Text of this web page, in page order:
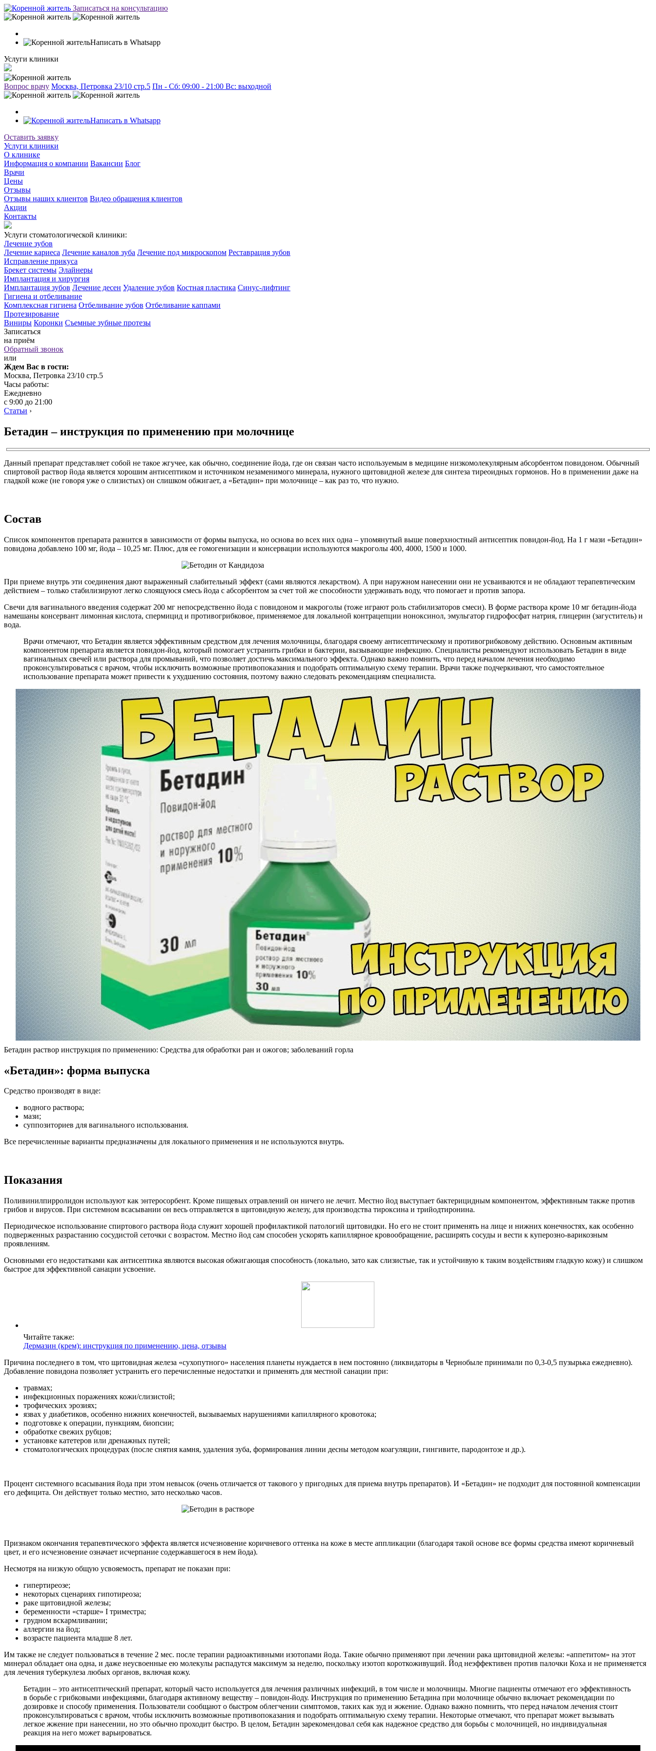
Записаться на консультацию
Написать в Whatsapp
Услуги клиники
Вопрос врачу Москва, Петровка 23/10 стр.5 Пн - Сб: 09:00 - 21:00 Вc: выходной
Написать в Whatsapp
Оставить заявку
Услуги клиники
О клинике
Информация о компании Вакансии Блог
Врачи
Цены
Отзывы
Отзывы наших клиентов Видео обращения клиентов
Акции
Контакты
Услуги стоматологической клиники:
Лечение зубов
Лечение кариеса Лечение каналов зуба Лечение под микроскопом Реставрация зубов
Исправление прикуса
Брекет системы Элайнеры
Имплантация и хирургия
Имплантация зубов Лечение десен Удаление зубов Костная пластика Синус-лифтинг
Гигиена и отбеливание
Комплексная гигиена Отбеливание зубов Отбеливание каппами
Протезирование
Виниры Коронки Съемные зубные протезы
Записаться
на приём
Обратный звонок
или
Ждем Вас в гости:
Москва, Петровка 23/10 стр.5
Часы работы:
Ежедневно
с 9:00 до 21:00
Статьи ›
Бетадин – инструкция по применению при молочнице
Данный препарат представляет собой не такое жгучее, как обычно, соединение йода, где он связан часто используемым в медицине низкомолекулярным абсорбентом повидоном. Обычный
спиртовой раствор йода является хорошим антисептиком и источником незаменимого минерала, нужного щитовидной железе для синтеза тиреоидных гормонов. Но в применении даже на
гладкой коже (не говоря уже о слизистых) он слишком обжигает, а «Бетадин» при молочнице – как раз то, что нужно.
Состав
Список компонентов препарата разнится в зависимости от формы выпуска, но основа во всех них одна – упомянутый выше поверхностный антисептик повидон-йод. На 1 г мази «Бетадин»
повидона добавлено 100 мг, йода – 10,25 мг. Плюс, для ее гомогенизации и консервации используются макроголы 400, 4000, 1500 и 1000.
При приеме внутрь эти соединения дают выраженный слабительный эффект (сами являются лекарством). А при наружном нанесении они не усваиваются и не обладают терапевтическим
действием – только стабилизируют легко слоящуюся смесь йода с абсорбентом за счет той же способности удерживать воду, что помогает и против запора.
Свечи для вагинального введения содержат 200 мг непосредственно йода с повидоном и макроголы (тоже играют роль стабилизаторов смеси). В форме раствора кроме 10 мг бетадин-йода
намешаны консервант лимонная кислота, спермицид и противогрибковое, применяемое для локальной контрацепции ноноксинол, эмульгатор гидрофосфат натрия, глицерин (загуститель) и
вода.
Врачи отмечают, что Бетадин является эффективным средством для лечения молочницы, благодаря своему антисептическому и противогрибковому действию. Основным активным
компонентом препарата является повидон-йод, который помогает устранить грибки и бактерии, вызывающие инфекцию. Специалисты рекомендуют использовать Бетадин в виде
вагинальных свечей или раствора для промываний, что позволяет достичь максимального эффекта. Однако важно помнить, что перед началом лечения необходимо
проконсультироваться с врачом, чтобы исключить возможные противопоказания и подобрать оптимальную схему терапии. Врачи также подчеркивают, что самостоятельное
использование препарата может привести к ухудшению состояния, поэтому важно следовать рекомендациям специалиста.
Бетадин раствор инструкция по применению: Средства для обработки ран и ожогов; заболеваний горла
«Бетадин»: форма выпуска
Средство производят в виде:
водного раствора;
мази;
суппозиториев для вагинального использования.
Все перечисленные варианты предназначены для локального применения и не используются внутрь.
Показания
Поливинилпирролидон используют как энтеросорбент. Кроме пищевых отравлений он ничего не лечит. Местно йод выступает бактерицидным компонентом, эффективным также против
грибов и вирусов. При системном всасывании он весь отправляется в щитовидную железу, для производства тироксина и трийодтиронина.
Периодическое использование спиртового раствора йода служит хорошей профилактикой патологий щитовидки. Но его не стоит применять на лице и нижних конечностях, как особенно
подверженных разрастанию сосудистой сеточки с возрастом. Местно йод сам способен ускорять капиллярное кровообращение, расширять сосуды и вести к куперозно-варикозным
проявлениям.
Основными его недостатками как антисептика являются высокая обжигающая способность (локально, зато как слизистые, так и устойчивую к таким воздействиям гладкую кожу) и слишком
быстрое для эффективной санации усвоение.
Читайте также:
Дермазин (крем): инструкция по применению, цена, отзывы
Причина последнего в том, что щитовидная железа «сухопутного» населения планеты нуждается в нем постоянно (ликвидаторы в Чернобыле принимали по 0,3-0,5 пузырька ежедневно).
Добавление повидона позволяет устранить его перечисленные недостатки и применять для местной санации при:
травмах;
инфекционных поражениях кожи/слизистой;
трофических эрозиях;
язвах у диабетиков, особенно нижних конечностей, вызываемых нарушениями капиллярного кровотока;
подготовке к операции, пункциям, биопсии;
обработке свежих рубцов;
установке катетеров или дренажных путей;
стоматологических процедурах (после снятия камня, удаления зуба, формирования линии десны методом коагуляции, гингивите, пародонтозе и др.).
Процент системного всасывания йода при этом невысок (очень отличается от такового у пригодных для приема внутрь препаратов). И «Бетадин» не подходит для постоянной компенсации
его дефицита. Он действует только местно, зато несколько часов.
Признаком окончания терапевтического эффекта является исчезновение коричневого оттенка на коже в месте аппликации (благодаря такой основе все формы средства имеют коричневый
цвет, и его исчезновение означает исчерпание содержавшегося в нем йода).
Несмотря на низкую общую усвояемость, препарат не показан при:
гипертиреозе;
некоторых сценариях гипотиреоза;
раке щитовидной железы;
беременности «старше» I триместра;
грудном вскармливании;
аллергии на йод;
возрасте пациента младше 8 лет.
Им также не следует пользоваться в течение 2 мес. после терапии радиоактивными изотопами йода. Такие обычно применяют при лечении рака щитовидной железы: «аппетитом» на этот
минерал обладает она одна, и даже неусвоенные ею молекулы распадутся максимум за неделю, поскольку изотоп короткоживущий. Йод неэффективен против палочки Коха и не применяется
для лечения туберкулеза любых органов, включая кожу.
Бетадин – это антисептический препарат, который часто используется для лечения различных инфекций, в том числе и молочницы. Многие пациенты отмечают его эффективность
в борьбе с грибковыми инфекциями, благодаря активному веществу – повидон-йоду. Инструкция по применению Бетадина при молочнице обычно включает рекомендации по
дозировке и способу применения. Пользователи сообщают о быстром облегчении симптомов, таких как зуд и жжение. Однако важно помнить, что перед началом лечения стоит
проконсультироваться с врачом, чтобы исключить возможные противопоказания и подобрать оптимальную схему терапии. Некоторые отмечают, что препарат может вызывать
легкое жжение при нанесении, но это обычно проходит быстро. В целом, Бетадин зарекомендовал себя как надежное средство для борьбы с молочницей, но индивидуальная
реакция на него может варьироваться.